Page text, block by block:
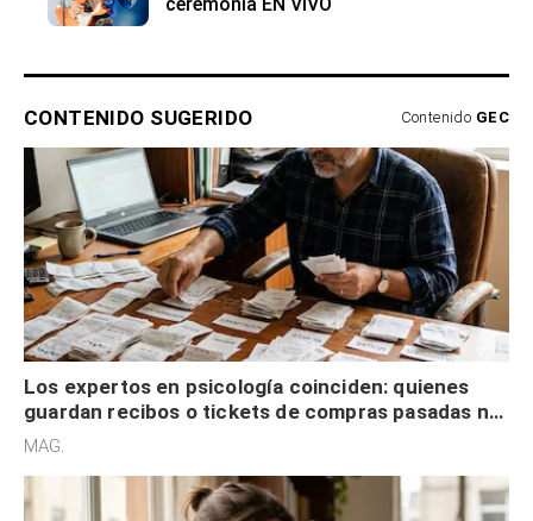
CONTENIDO SUGERIDO Contenido GEC
Los expertos en psicología coinciden: quienes
guardan recibos o tickets de compras pasadas no
son acumuladores, sino que tienen necesidad de
MAG.